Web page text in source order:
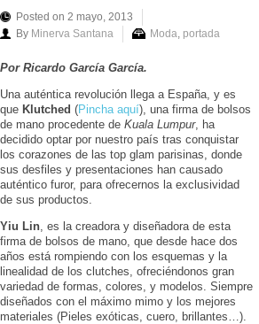
Posted on 2 mayo, 2013
By Minerva Santana Moda portada
Por Ricardo García García.
Una auténtica revolución llega a España, y es
que Klutched (Pincha aquí), una firma de bolsos
de mano procedente de Kuala Lumpur, ha
decidido optar por nuestro país tras conquistar
los corazones de las top glam parisinas, donde
sus desfiles y presentaciones han causado
auténtico furor, para ofrecernos la exclusividad
de sus productos.
Yiu Lin , es la creadora y diseñadora de esta
firma de bolsos de mano, que desde hace dos
años está rompiendo con los esquemas y la
linealidad de los clutches, ofreciéndonos gran
variedad de formas, colores, y modelos. Siempre
diseñados con el máximo mimo y los mejores
materiales (Pieles exóticas, cuero, brillantes…).